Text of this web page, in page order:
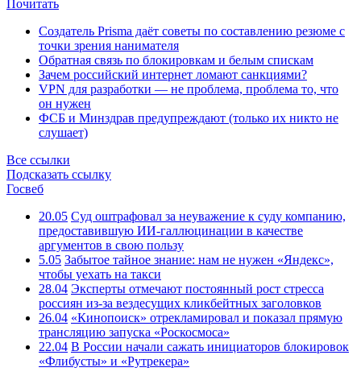
Почитать
Создатель Prisma даёт советы по составлению резюме с
точки зрения нанимателя
Обратная связь по блокировкам и белым спискам
Зачем российский интернет ломают санкциями?
VPN для разработки — не проблема, проблема то, что
он нужен
ФСБ и Минздрав предупреждают (только их никто не
слушает)
Все ссылки
Подсказать ссылку
Госвеб
20.05 Суд оштрафовал за неуважение к суду компанию,
предоставившую ИИ-галлюцинации в качестве
аргументов в свою пользу
5.05 Забытое тайное знание: нам не нужен «Яндекс»,
чтобы уехать на такси
28.04 Эксперты отмечают постоянный рост стресса
россиян из-за вездесущих кликбейтных заголовков
26.04 «Кинопоиск» отрекламировал и показал прямую
трансляцию запуска «Роскосмоса»
22.04 В России начали сажать инициаторов блокировок
«Флибусты» и «Рутрекера»